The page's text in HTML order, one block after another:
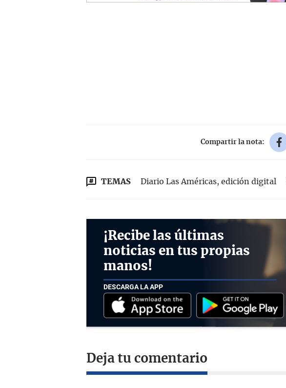
Compartir la nota:
TEMAS Diario Las Américas, edición digital
¡Recibe las últimas
noticias en tus propias
manos!
DESCARGA LA APP
Deja tu comentario